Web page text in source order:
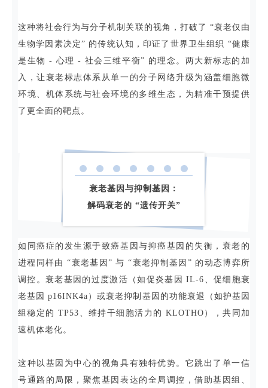
这种将社会行为与分子机制关联的视角，打破了 “衰老仅由
生物学因素决定” 的传统认知，印证了世界卫生组织 “健康
是生物 - 心理 - 社会三维平衡” 的理念。两大新标志的加
入，让衰老标志体系从单一的分子网络升级为涵盖细胞微
环境、机体系统与社会环境的多维生态，为精准干预提供
了更全面的靶点。
衰老基因与抑制基因：
解码衰老的 “遗传开关”
如同癌症的发生源于致癌基因与抑癌基因的失衡，衰老的
进程同样由 “衰老基因” 与 “衰老抑制基因” 的动态博弈所
调控。衰老基因的过度激活（如促炎基因 IL-6、促细胞衰
老基因 p16INK4a）或衰老抑制基因的功能衰退（如护基因
组稳定的 TP53、维持干细胞活力的 KLOTHO），共同加
速机体老化。
这种以基因为中心的视角具有独特优势。它跳出了单一信
号通路的局限，聚焦基因表达的全局调控，借助基因组、